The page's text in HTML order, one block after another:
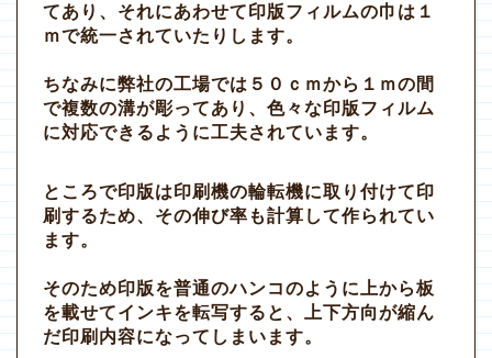
てあり、それにあわせて印版フィルムの巾は１
ｍで統一されていたりします。
ちなみに弊社の工場では５０ｃｍから１ｍの間
で複数の溝が彫ってあり、色々な印版フィルム
に対応できるように工夫されています。
ところで印版は印刷機の輪転機に取り付けて印
刷するため、その伸び率も計算して作られてい
ます。
そのため印版を普通のハンコのように上から板
を載せてインキを転写すると、上下方向が縮ん
だ印刷内容になってしまいます。